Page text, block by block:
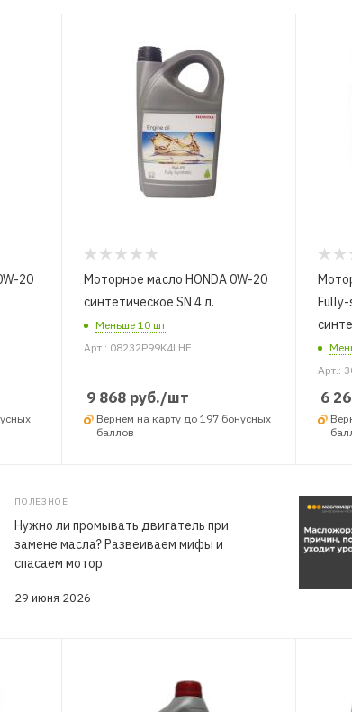
20
Моторное масло HONDA 0W-20
синтетическое SN 4 л.
Меньше 10 шт
Арт.: 08232P99K4LHE
9 868руб./шт
Вернем на карту до 197 бонусных
баллов
Арт.:
6
ПОЛЕЗНОЕ
29 июня 2026
Нужно ли промывать двигатель при
замене масла? Развеиваем мифы и
спасаем мотор